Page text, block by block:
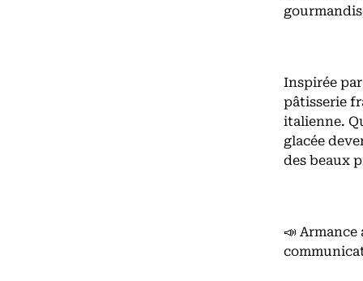
Inspirée
pâtisserie
italienne.
glacée
des beaux
📣